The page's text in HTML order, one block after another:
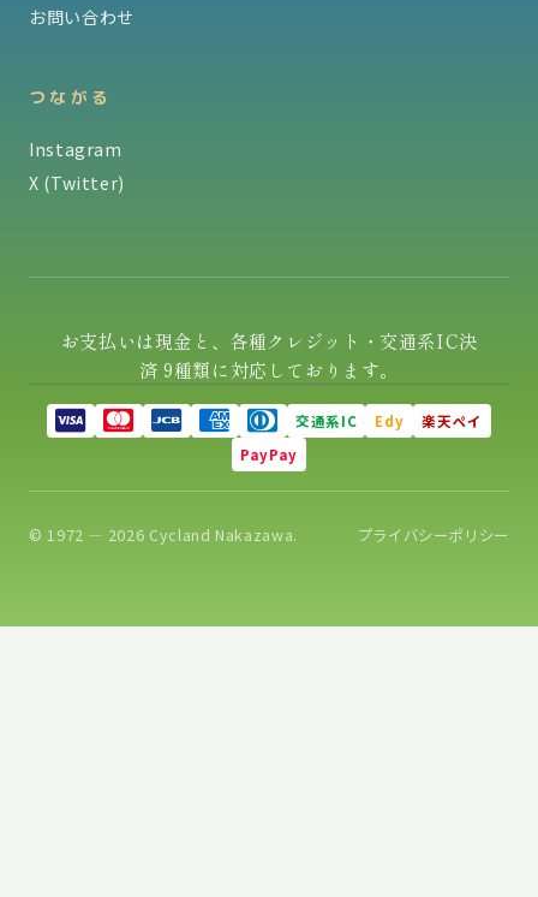
お問い合わせ
つながる
Instagram
X (Twitter)
お支払いは現金と、各種クレジット・交通系IC決
済 9種類に対応しております。
交通系IC Edy
楽天ペイ
PayPay
© 1972 — 2026 Cycland Nakazawa. プライバシーポリシー